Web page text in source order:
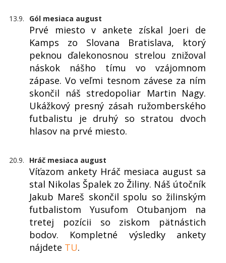
13.9. Gól mesiaca august
Prvé miesto v ankete získal Joeri de
Kamps zo Slovana Bratislava, ktorý
peknou ďalekonosnou strelou znižoval
náskok nášho tímu vo vzájomnom
zápase. Vo veľmi tesnom závese za ním
skončil náš stredopoliar Martin Nagy.
Ukážkový presný zásah ružomberského
futbalistu je druhý so stratou dvoch
hlasov na prvé miesto.
20.9. Hráč mesiaca august
Víťazom ankety Hráč mesiaca august sa
stal Nikolas Špalek zo Žiliny. Náš útočník
Jakub Mareš skončil spolu so žilinským
futbalistom Yusufom Otubanjom na
tretej pozícii so ziskom pätnástich
bodov. Kompletné výsledky ankety
nájdete TU.